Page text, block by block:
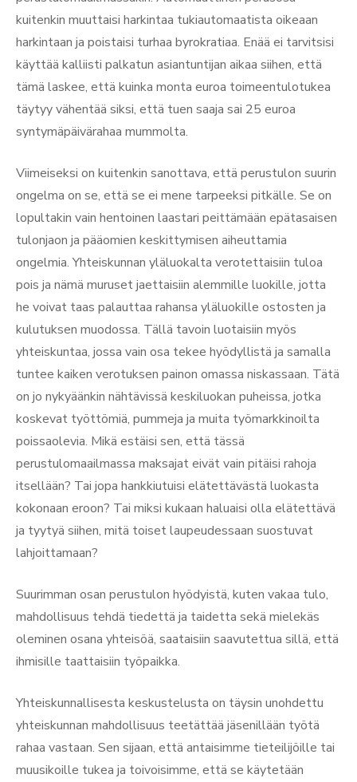
kuitenkin muuttaisi harkintaa tukiautomaatista oikeaan
harkintaan ja poistaisi turhaa byrokratiaa. Enää ei tarvitsisi
käyttää kalliisti palkatun asiantuntijan aikaa siihen, että
tämä laskee, että kuinka monta euroa toimeentulotukea
täytyy vähentää siksi, että tuen saaja sai 25 euroa
syntymäpäivärahaa mummolta.
Viimeiseksi on kuitenkin sanottava, että perustulon suurin
ongelma on se, että se ei mene tarpeeksi pitkälle. Se on
lopultakin vain hentoinen laastari peittämään epätasaisen
tulonjaon ja pääomien keskittymisen aiheuttamia
ongelmia. Yhteiskunnan yläluokalta verotettaisiin tuloa
pois ja nämä muruset jaettaisiin alemmille luokille, jotta
he voivat taas palauttaa rahansa yläluokille ostosten ja
kulutuksen muodossa. Tällä tavoin luotaisiin myös
yhteiskuntaa, jossa vain osa tekee hyödyllistä ja samalla
tuntee kaiken verotuksen painon omassa niskassaan. Tätä
on jo nykyäänkin nähtävissä keskiluokan puheissa, jotka
koskevat työttömiä, pummeja ja muita työmarkkinoilta
poissaolevia. Mikä estäisi sen, että tässä
perustulomaailmassa maksajat eivät vain pitäisi rahoja
itsellään? Tai jopa hankkiutuisi elätettävästä luokasta
kokonaan eroon? Tai miksi kukaan haluaisi olla elätettävä
ja tyytyä siihen, mitä toiset laupeudessaan suostuvat
lahjoittamaan?
Suurimman osan perustulon hyödyistä, kuten vakaa tulo,
mahdollisuus tehdä tiedettä ja taidetta sekä mielekäs
oleminen osana yhteisöä, saataisiin saavutettua sillä, että
ihmisille taattaisiin työpaikka.
Yhteiskunnallisesta keskustelusta on täysin unohdettu
yhteiskunnan mahdollisuus teetättää jäsenillään työtä
rahaa vastaan. Sen sijaan, että antaisimme tieteilijöille tai
muusikoille tukea ja toivoisimme, että se käytetään